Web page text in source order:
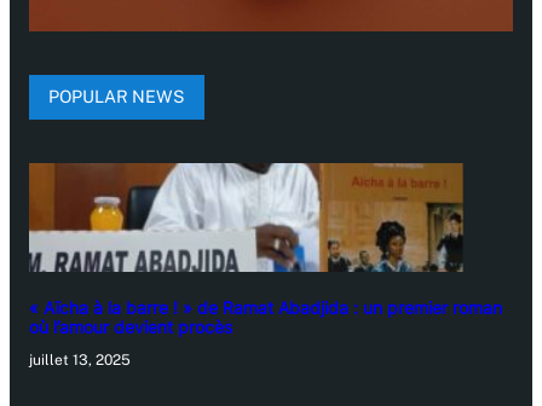
POPULAR NEWS
« Aïcha à la barre ! » de Ramat Abadjida : un premier roman
où l’amour devient procès
juillet 13, 2025